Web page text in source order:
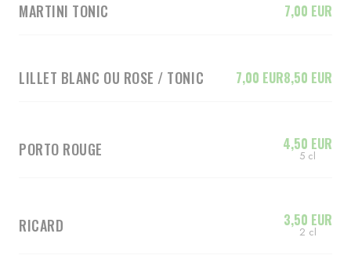
MARTINI TONIC 7,00 EUR
LILLET BLANC OU ROSE / TONIC 7,00 EUR8,50 EUR
PORTO ROUGE 4,50 EUR
5 cl
RICARD 3,50 EUR
2 cl